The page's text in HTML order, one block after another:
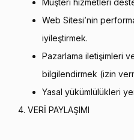
Müşteri hizmetleri
Web Sitesi’nin
iyileştirmek.
Pazarlama iletişimleri
bilgilendirmek (izin
Yasal yükümlülükleri
4. VERİ PAYLAŞIMI